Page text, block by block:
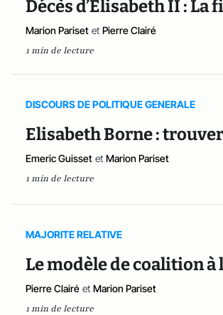
Décès d’Élisabeth II : La
Marion Pariset et Pierre Clairé
1 min de lecture
DISCOURS DE POLITIQUE GENERALE
Elisabeth Borne :
Emeric Guisset et Marion Pariset
1 min de lecture
MAJORITE RELATIVE
Le modèle de coalition à
Pierre Clairé et Marion Pariset
1 min de lecture